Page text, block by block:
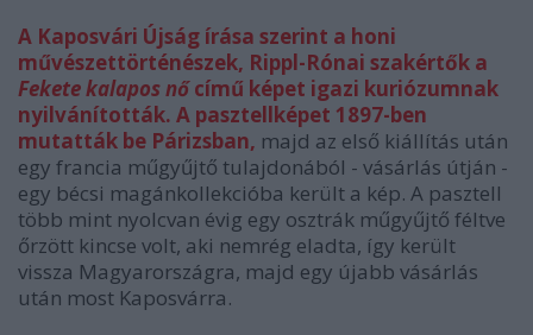
A Kaposvári Újság írása szerint a honi
művészettörténészek, Rippl-Rónai szakértők a
Fekete kalapos nőcímű képet igazi kuriózumnak
nyilvánították. A pasztellképet 1897-ben
mutatták be Párizsban, majd az első kiállítás után
egy francia műgyűjtő tulajdonából - vásárlás útján -
egy bécsi magánkollekcióba került a kép. A pasztell
több mint nyolcvan évig egy osztrák műgyűjtő féltve
őrzött kincse volt, aki nemrég eladta, így került
vissza Magyarországra, majd egy újabb vásárlás
után most Kaposvárra.